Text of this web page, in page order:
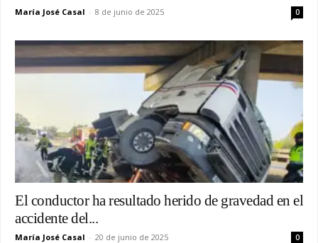
María José Casal - 8 de junio de 2025 0
El conductor ha resultado herido de gravedad en el
accidente del...
María José Casal - 20 de junio de 2025 0